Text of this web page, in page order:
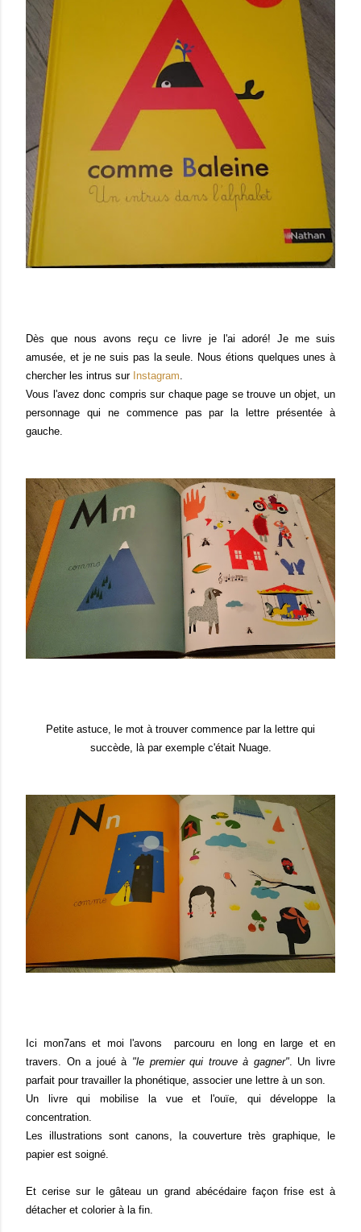
Dès que nous avons reçu ce livre je l'ai adoré! Je me suis
amusée, et je ne suis pas la seule. Nous étions quelques unes à
chercher les intrus sur Instagram.
Vous l'avez donc compris sur chaque page se trouve un objet, un
personnage qui ne commence pas par la lettre présentée à
gauche.
Petite astuce, le mot à trouver commence par la lettre qui
succède, là par exemple c'était Nuage.
Ici mon7ans et moi l'avons parcouru en long en large et en
travers. On a joué à "le premier qui trouve à gagner". Un livre
parfait pour travailler la phonétique, associer une lettre à un son.
Un livre qui mobilise la vue et l'ouïe, qui développe la
concentration.
Les illustrations sont canons, la couverture très graphique, le
papier est soigné.
Et cerise sur le gâteau un grand abécédaire façon frise est à
détacher et colorier à la fin.